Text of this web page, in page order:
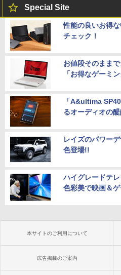
Special Site
性能の良いお得
チェック！
お値段そのまま
「お得なゲーミ
「A&ultima
るオーディオの
レイズのパワー
色登場!!
ハイグレードテ
色彩美で映画＆
本サイトのご利用について
広告掲載のご案内